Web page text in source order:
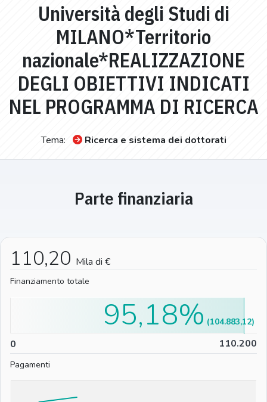
Università degli Studi di
MILANO*Territorio
nazionale*REALIZZAZIONE
DEGLI OBIETTIVI INDICATI
NEL PROGRAMMA DI RICERCA
Tema: Ricerca e sistema dei dottorati
Parte finanziaria
110,20 Mila di €
Finanziamento totale
0 110.200
95,18% (104.883,12)
Pagamenti